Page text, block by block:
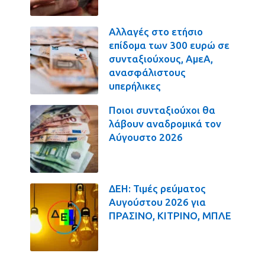
Αλλαγές στο ετήσιο
επίδομα των 300 ευρώ σε
συνταξιούχους, ΑμεΑ,
ανασφάλιστους
υπερήλικες
Ποιοι συνταξιούχοι θα
λάβουν αναδρομικά τον
Αύγουστο 2026
ΔΕΗ: Τιμές ρεύματος
Αυγούστου 2026 για
ΠΡΑΣΙΝΟ, ΚΙΤΡΙΝΟ, ΜΠΛΕ